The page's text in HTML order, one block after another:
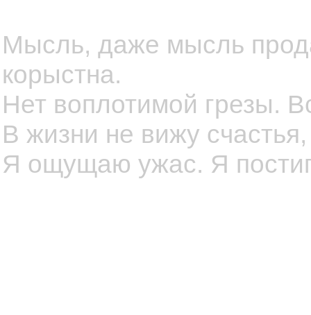
Мысль, даже мысль
корыстна.
Нет воплотимой грезы.
В жизни не вижу
Я ощущаю ужас. Я